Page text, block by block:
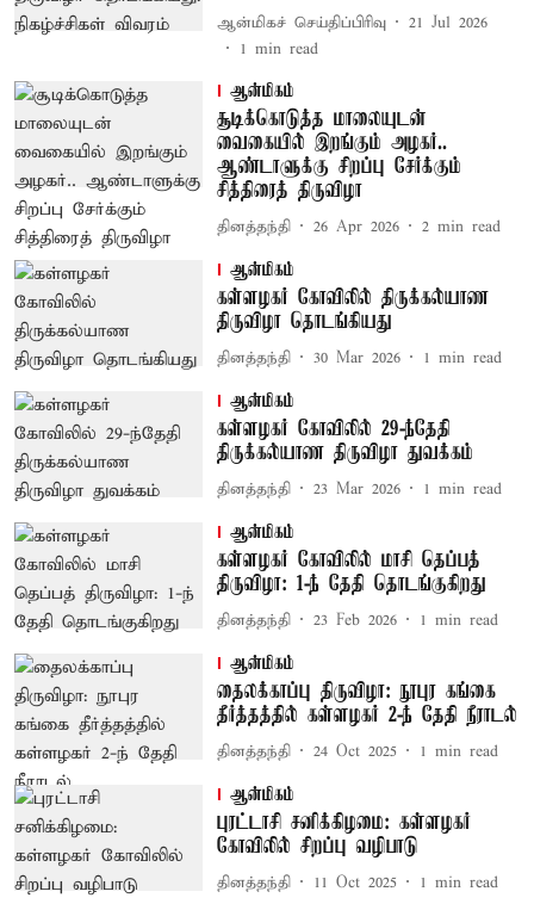
ஆன்மிகச் செய்திப்பிரிவு
21 Jul 2026
1 min read
ஆன்மிகம்
சூடிக்கொடுத்த மாலையுடன்
வைகையில் இறங்கும் அழகர்..
ஆண்டாளுக்கு சிறப்பு சேர்க்கும்
சித்திரைத் திருவிழா
தினத்தந்தி 26 Apr 2026 2 min read
ஆன்மிகம்
கள்ளழகர் கோவிலில் திருக்கல்யாண
திருவிழா தொடங்கியது
தினத்தந்தி 30 Mar 2026 1 min read
ஆன்மிகம்
கள்ளழகர் கோவிலில் 29-ந்தேதி
திருக்கல்யாண திருவிழா துவக்கம்
தினத்தந்தி 23 Mar 2026 1 min read
ஆன்மிகம்
கள்ளழகர் கோவிலில் மாசி தெப்பத்
திருவிழா: 1-ந் தேதி தொடங்குகிறது
தினத்தந்தி 23 Feb 2026 1 min read
ஆன்மிகம்
தைலக்காப்பு திருவிழா: நூபுர கங்கை
தீர்த்தத்தில் கள்ளழகர் 2-ந் தேதி நீராடல்
தினத்தந்தி 24 Oct 2025 1 min read
ஆன்மிகம்
புரட்டாசி சனிக்கிழமை: கள்ளழகர்
கோவிலில் சிறப்பு வழிபாடு
தினத்தந்தி 11 Oct 2025 1 min read